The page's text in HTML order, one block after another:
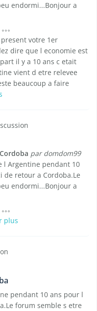
endormi...Bonjour a
votre 1er
dire que l economie est
il y a 10 ans c etait
vient d etre relevee
beaucoup a faire
par domdom99
l Argentine pendant 10
de retour a Cordoba.Le
endormi...Bonjour a
plus
pendant 10 ans pour l
forum semble s etre